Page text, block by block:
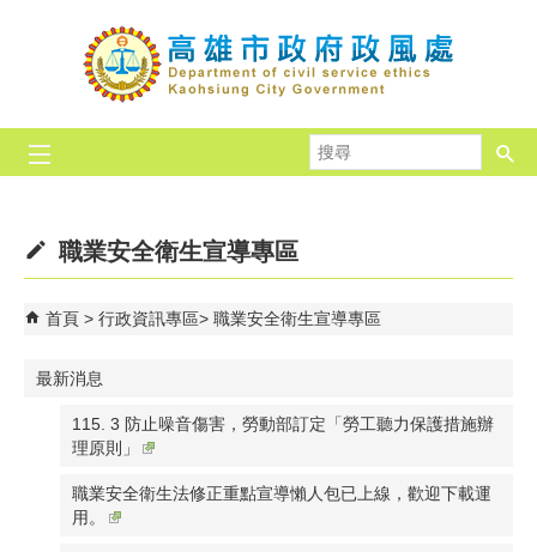
跳到主要內容區塊
尋
職業安全衛生宣導專區
首頁 行政資訊專區 職業安全衛生宣導專區
最新消息
115. 3 防止噪音傷害，勞動部訂定「勞工聽力保護措施辦
理原則」
職業安全衛生法修正重點宣導懶人包已上線，歡迎下載運
用。